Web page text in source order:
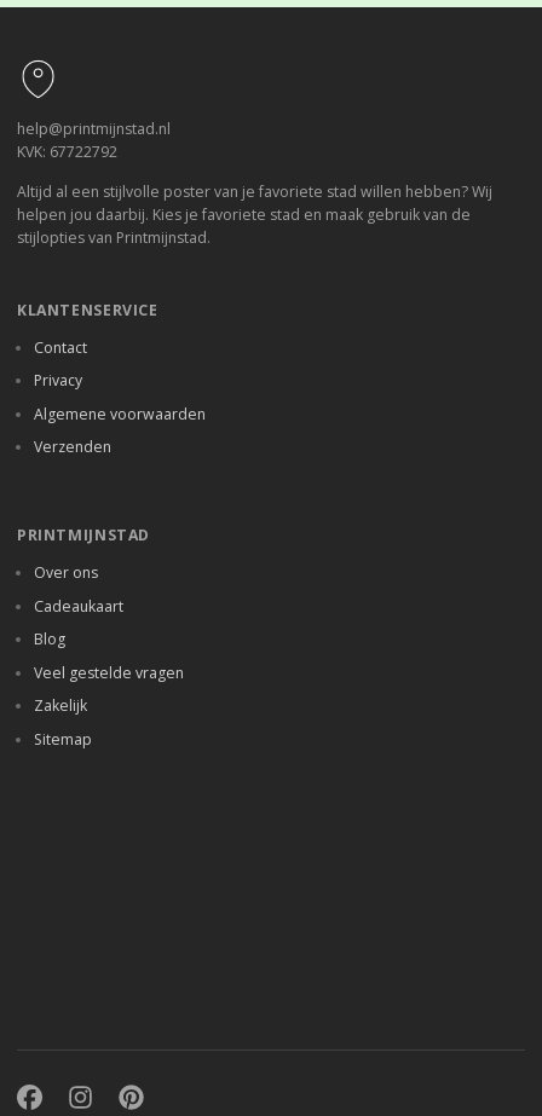
help@printmijnstad.nl
KVK: 67722792
Altijd al een stijlvolle poster van je favoriete stad willen hebben? Wij
helpen jou daarbij. Kies je favoriete stad en maak gebruik van de
stijlopties van Printmijnstad.
KLANTENSERVICE
Contact
Privacy
Algemene voorwaarden
Verzenden
PRINTMIJNSTAD
Over ons
Cadeaukaart
Blog
Veel gestelde vragen
Zakelijk
Sitemap
FacebookInstagramPinterest